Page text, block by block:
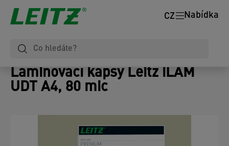
Nabídka
CZ
Laminovací kapsy Leitz iLAM
UDT A4, 80 mic